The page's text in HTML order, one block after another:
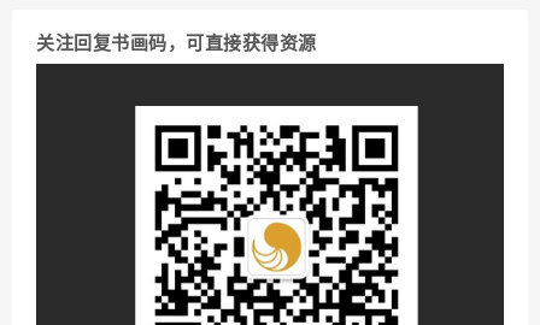
关注回复书画码，可直接获得资源